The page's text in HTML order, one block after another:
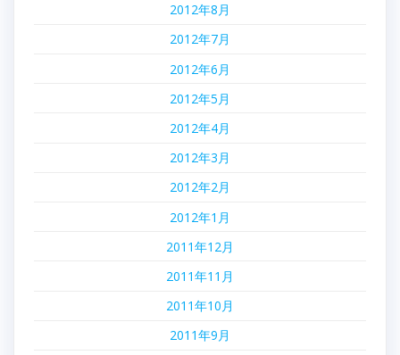
2012年8月
2012年7月
2012年6月
2012年5月
2012年4月
2012年3月
2012年2月
2012年1月
2011年12月
2011年11月
2011年10月
2011年9月